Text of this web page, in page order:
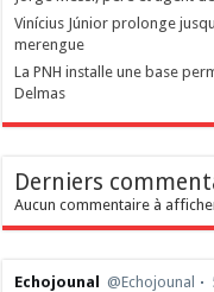
Vinícius Júnior prolonge
merengue
La PNH installe une base
Delmas
Derniers
Aucun commentaire à
Echojounal @Echojounal